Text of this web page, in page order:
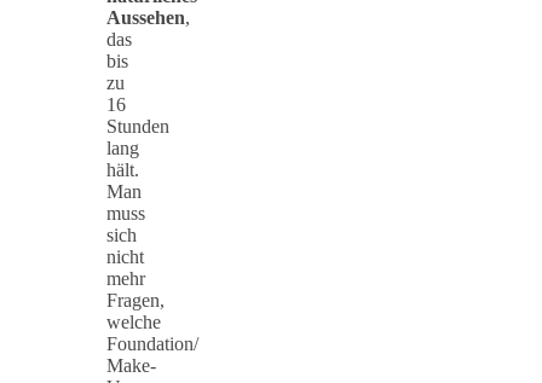
Aussehen,
das
bis
zu
16
Stunden
lang
hält.
Man
muss
sich
nicht
mehr
Fragen,
welche
Foundation/
Make-